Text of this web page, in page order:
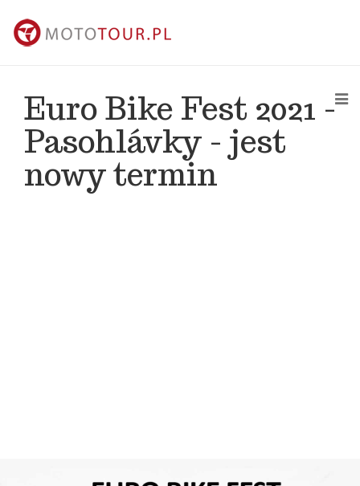
Euro Bike Fest 2021 -
Pasohlávky - jest
nowy termin
kontakt@mototour.pl